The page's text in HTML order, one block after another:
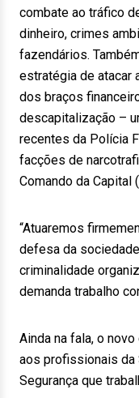
combate ao tráfico
dinheiro, crimes
fazendários.
estratégia de atacar
dos braços
descapitalização –
recentes da Polícia
facções de
Comando da Capital
“Atuaremos
defesa da
criminalidade
demanda trabalho
Ainda na fala, o
aos profissionais da
Segurança que